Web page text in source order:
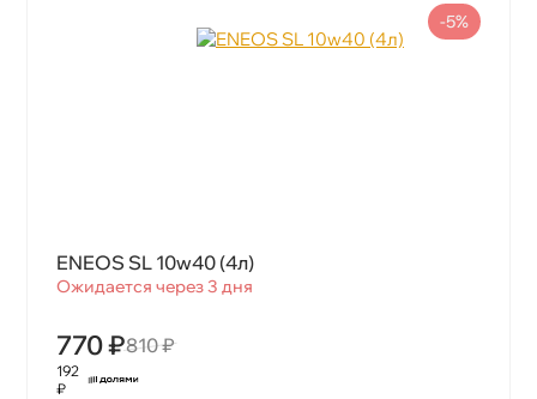
ENEOS SL 10w40 (4л)
Ожидается через 3 дня
770 ₽810 ₽
-5%
192
₽